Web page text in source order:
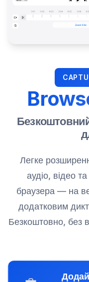
Легке
аудіо, відео
браузера — на
додатковим
Безкоштовно, без